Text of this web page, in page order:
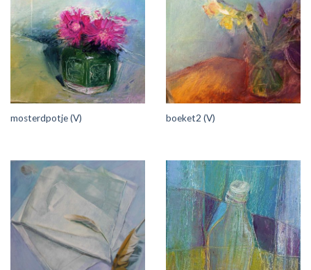
mosterdpotje (V) boeket2 (V)